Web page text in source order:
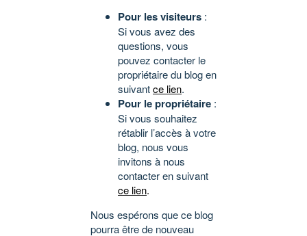
Pour les visiteurs :
Si vous avez des
questions, vous
pouvez contacter le
propriétaire du blog en
suivantce lien.
Pour le propriétaire :
Si vous souhaitez
rétablir l’accès à votre
blog, nous vous
invitons à nous
contacter en suivant
ce lien.
Nous espérons que ce blog
pourra être de nouveau